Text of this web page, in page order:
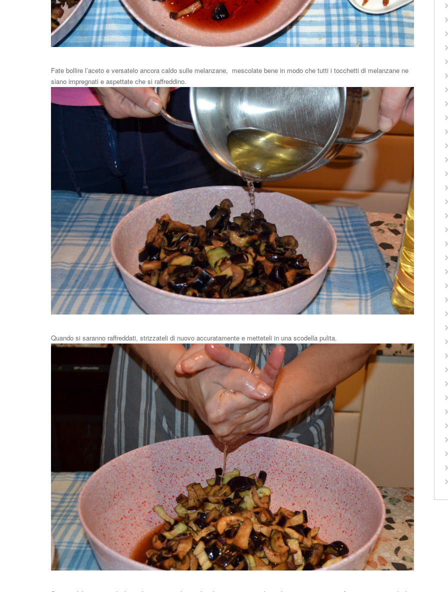
Fate bollire l’aceto e versatelo ancora caldo sulle melanzane, mescolate bene in modo che tutti i tocchetti di melanzane ne
siano impregnati e aspettate che si raffreddino.
Quando si saranno raffreddati, strizzateli di nuovo accuratamente e metteteli in una scodella pulita.